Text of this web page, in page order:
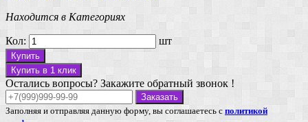
Находится в Категориях
Кол: шт
Купить
Купить в 1 клик
Остались вопросы? Закажите обратный звонок !
Заказать
Заполняя и отправляя данную форму, вы соглашаетесь с политикой